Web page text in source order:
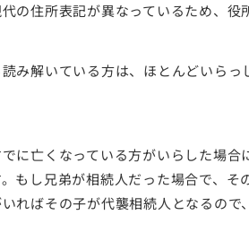
の住所表記が異なっているため、役
み解いている方は、ほとんどいら
に亡くなっている方がいらした場
もし兄弟が相続人だった場合で、
ればその子が代襲相続人となるので